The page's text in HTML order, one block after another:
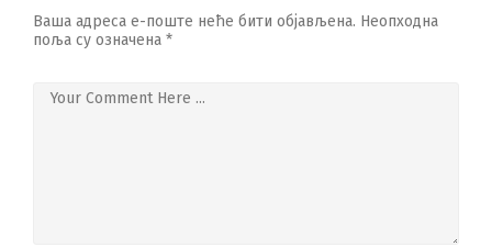
Ваша адреса е-поште неће бити објављена. Неопходна
поља су означена *